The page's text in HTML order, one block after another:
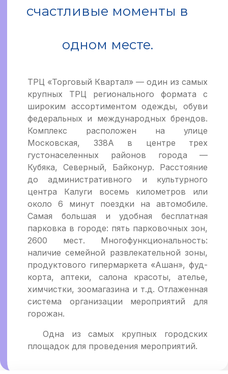
счастливые моменты в
одном месте.
ТРЦ «Торговый Квартал» — один из самых
крупных ТРЦ регионального формата с
широким ассортиментом одежды, обуви
федеральных и международных брендов.
Комплекс расположен на улице
Московская, 338А в центре трех
густонаселенных районов города —
Кубяка, Северный, Байконур. Расстояние
до административного и культурного
центра Калуги восемь километров или
около 6 минут поездки на автомобиле.
Самая большая и удобная бесплатная
парковка в городе: пять парковочных зон,
2600 мест. Многофункциональность:
наличие семейной развлекательной зоны,
продуктового гипермаркета «Ашан», фуд-
корта, аптеки, салона красоты, ателье,
химчистки, зоомагазина и т.д. Отлаженная
система организации мероприятий для
горожан.
Одна из самых крупных городских
площадок для проведения мероприятий.